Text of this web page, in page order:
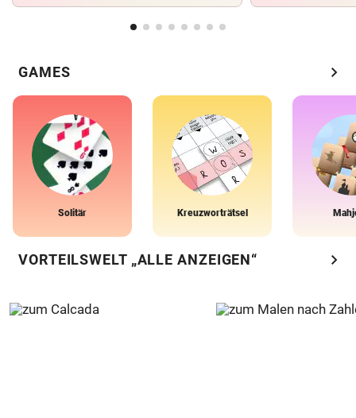
GAMES chevron_right
Solitär Kreuzworträtsel
VORTEILSWELT „ALLE ANZEIGEN“ chevron_right